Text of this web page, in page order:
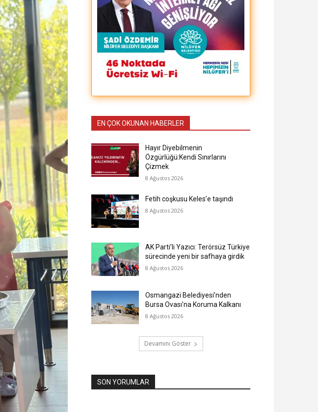
EN ÇOK OKUNAN HABERLER
Hayır Diyebilmenin
Özgürlüğü:Kendi Sınırlarını
Çizmek
8 Ağustos 2026
Fetih coşkusu Keles’e taşındı
8 Ağustos 2026
AK Parti’li Yazıcı: Terörsüz Türkiye
sürecinde yeni bir safhaya girdik
8 Ağustos 2026
Osmangazi Belediyesi’nden
Bursa Ovası’na Koruma Kalkanı
8 Ağustos 2026
Devamını Göster
SON YORUMLAR